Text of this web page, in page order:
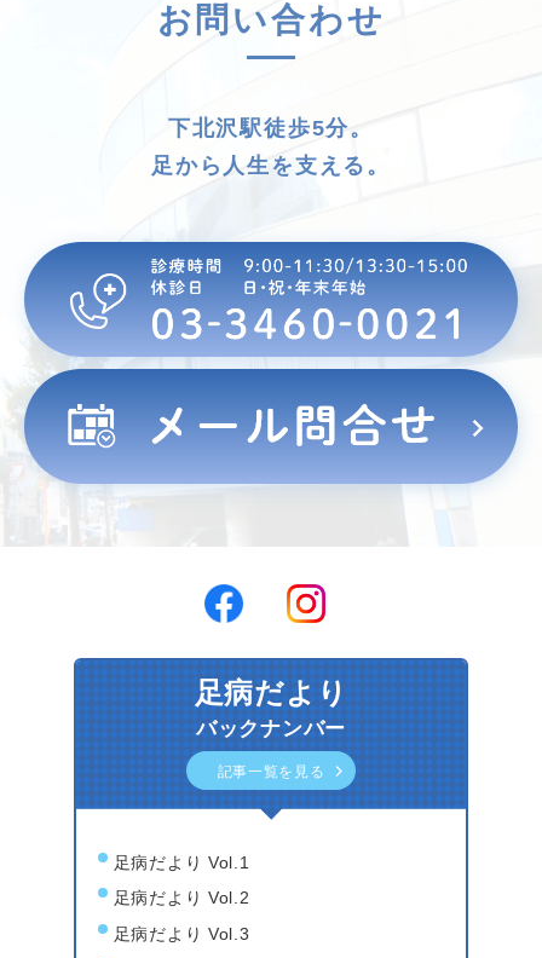
お問い合わせ
下北沢駅徒歩5分。
足から人生を支える。
足病だより
バックナンバー
記事一覧を見る
足病だより Vol.1
足病だより Vol.2
足病だより Vol.3